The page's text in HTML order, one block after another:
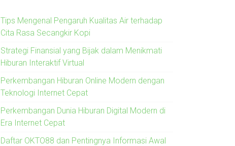
Tips Mengenal Pengaruh Kualitas Air terhadap
Cita Rasa Secangkir Kopi
Strategi Finansial yang Bijak dalam Menikmati
Hiburan Interaktif Virtual
Perkembangan Hiburan Online Modern dengan
Teknologi Internet Cepat
Perkembangan Dunia Hiburan Digital Modern di
Era Internet Cepat
Daftar OKTO88 dan Pentingnya Informasi Awal